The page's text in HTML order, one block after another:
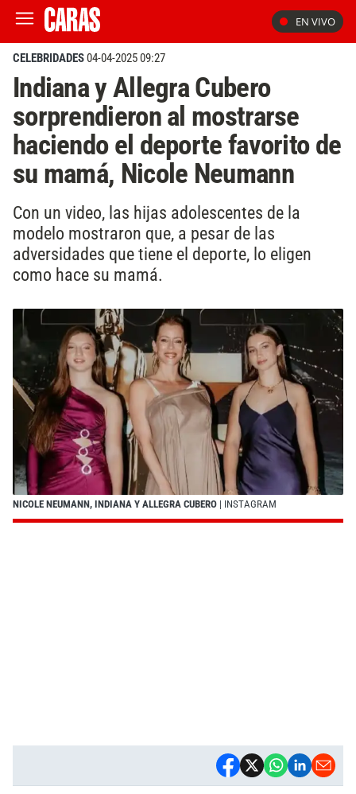
EN VIVO
CELEBRIDADES04-04-2025 09:27
Indiana y Allegra Cubero
sorprendieron al mostrarse
haciendo el deporte favorito de
su mamá, Nicole Neumann
Con un video, las hijas adolescentes de la
modelo mostraron que, a pesar de las
adversidades que tiene el deporte, lo eligen
como hace su mamá.
NICOLE NEUMANN, INDIANA Y ALLEGRA CUBERO | INSTAGRAM